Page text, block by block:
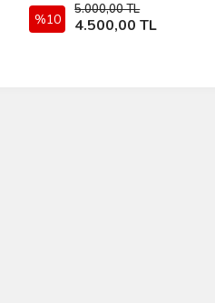
%10
5.000,00 TL
4.500,00 TL
Sepete Ekle